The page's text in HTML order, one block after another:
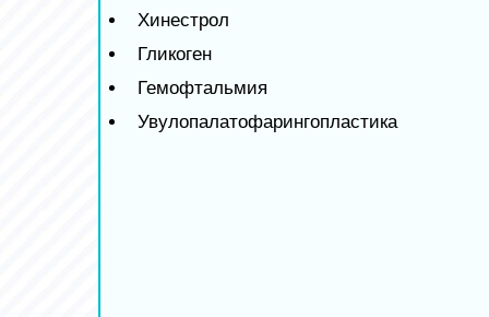
Хинестрол
Гликоген
Гемофтальмия
Увулопалатофарингопластика